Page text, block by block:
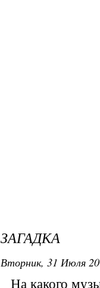
ЗАГАДКА
Вторник, 31 Июля
На какого